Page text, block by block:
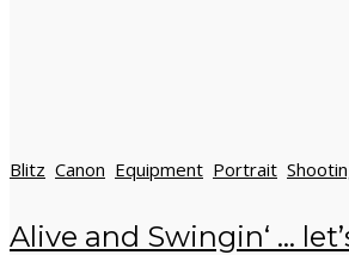
Blitz Canon Equipment Portrait
Alive and Swingin‘ …